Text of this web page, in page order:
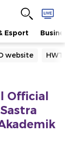
Esport
website
Official